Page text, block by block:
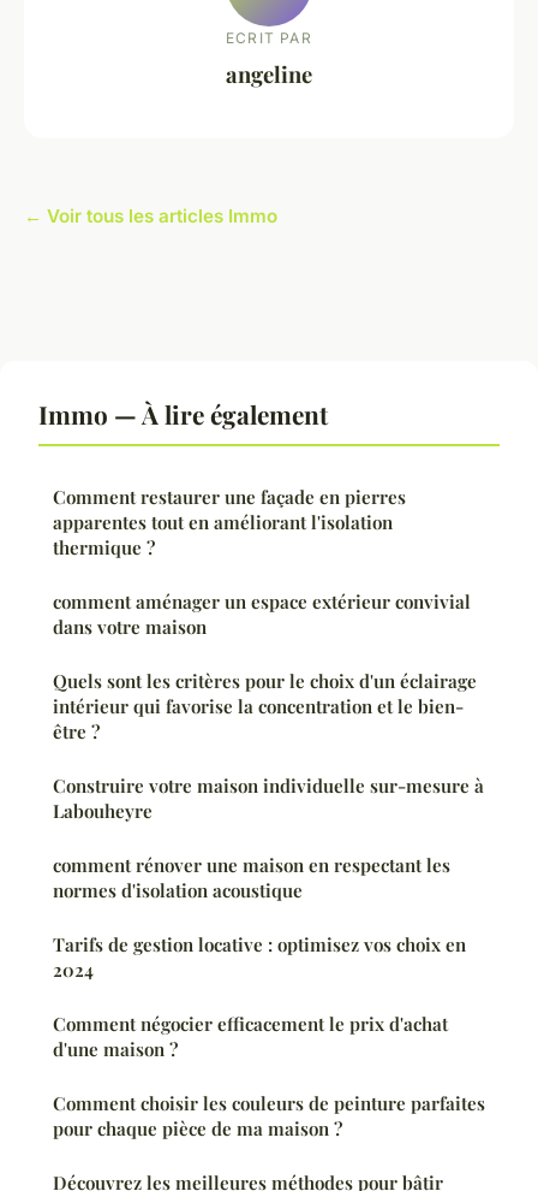
ECRIT PAR
angeline
← Voir tous les articles Immo
Immo — À lire également
Comment restaurer une façade en pierres
apparentes tout en améliorant l'isolation
thermique ?
comment aménager un espace extérieur convivial
dans votre maison
Quels sont les critères pour le choix d'un éclairage
intérieur qui favorise la concentration et le bien-
être ?
Construire votre maison individuelle sur-mesure à
Labouheyre
comment rénover une maison en respectant les
normes d'isolation acoustique
Tarifs de gestion locative : optimisez vos choix en
2024
Comment négocier efficacement le prix d'achat
d'une maison ?
Comment choisir les couleurs de peinture parfaites
pour chaque pièce de ma maison ?
Découvrez les meilleures méthodes pour bâtir